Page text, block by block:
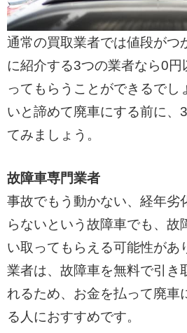
通常の買取業者では値段がつ
に紹介する3つの業者なら0円
ってもらうことができるでし
いと諦めて廃車にする前に、
てみましょう。
故障車専門業者
事故でもう動かない、経年劣
らないという故障車でも、故
い取ってもらえる可能性があ
業者は、故障車を無料で引き
れるため、お金を払って廃車
る人におすすめです。